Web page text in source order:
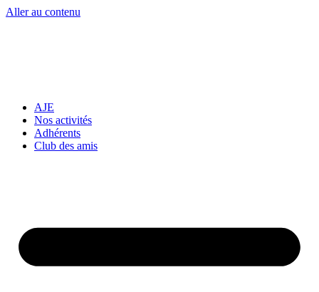
Aller au contenu
AJE
Nos activités
Adhérents
Club des amis